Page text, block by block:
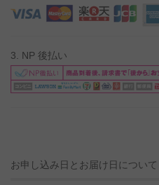
3. NP 後払い
お申し込み日とお届け日について